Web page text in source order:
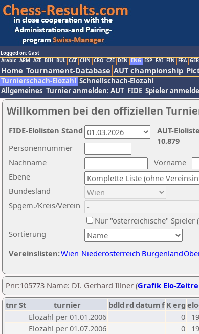
Logged on: Gast
Arabic ARM AZE BIH BUL CAT CHN CRO CZE DEN ENG ESP FAI FIN FRA GER
Home Tournament-Database AUT championship
Turnierschach-Elozahl Schnellschach-Elozahl
Allgemeines Turnier anmelden: AUT FIDE Spieler
Willkommen bei den offiziellen
Nachname
Vorname
Ebene
Sortierung
Personennummer
Bundesland
Spgem./Kreis/Verein
Nur "österreichische" Spieler
Vereinslisten:Wien Niederösterreich Burgenland
AUT-
10.879
FIDE-Elolisten Stand
Pnr:105773 Name: DI. Gerhard Illner (Grafik Elo-
tnrSt turnier bdld rd datumf Kerg
Elozahl per 01.01.2006
0
Elozahl per 01.07.2006
0